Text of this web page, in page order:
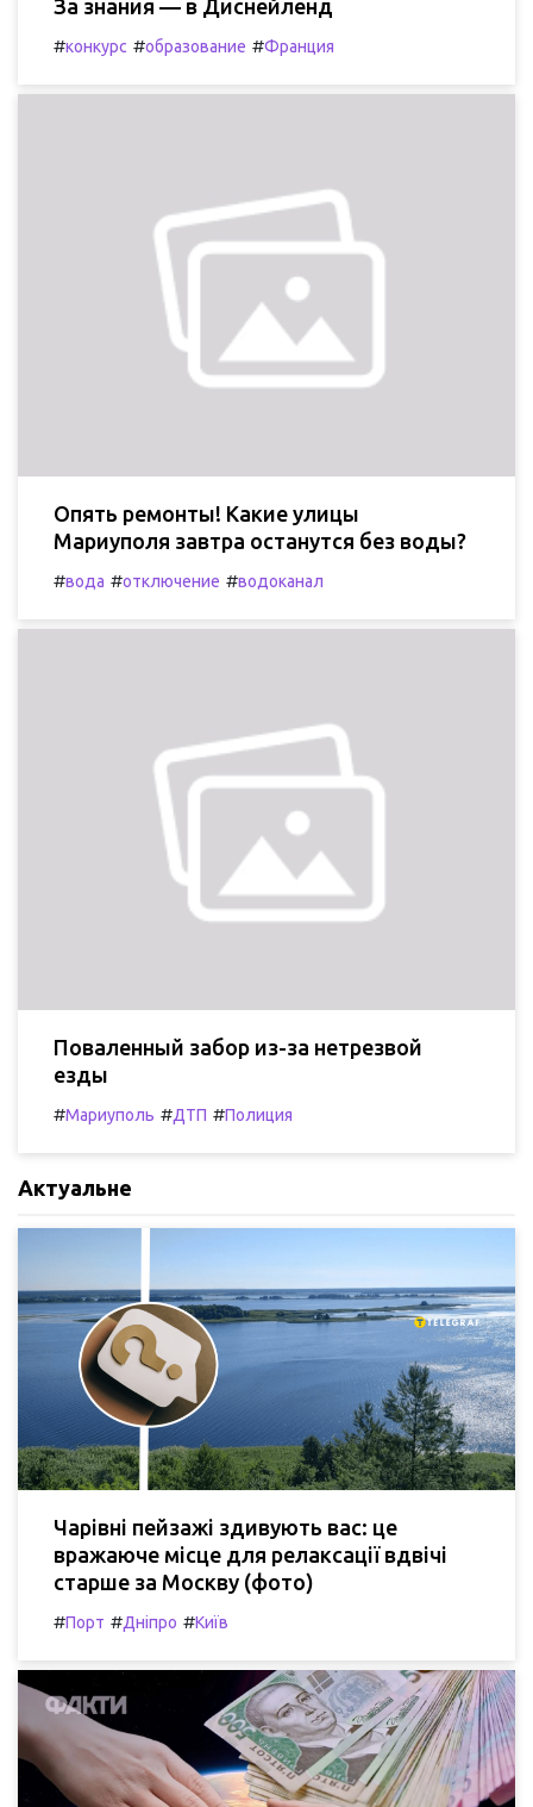
За знания — в Диснейленд
#конкурс #образование #Франция
Опять ремонты! Какие улицы
Мариуполя завтра останутся без воды?
#вода #отключение #водоканал
Поваленный забор из-за нетрезвой
езды
#Мариуполь #ДТП #Полиция
Актуальне
Чарівні пейзажі здивують вас: це
вражаюче місце для релаксації вдвічі
старше за Москву (фото)
#Порт #Дніпро #Київ